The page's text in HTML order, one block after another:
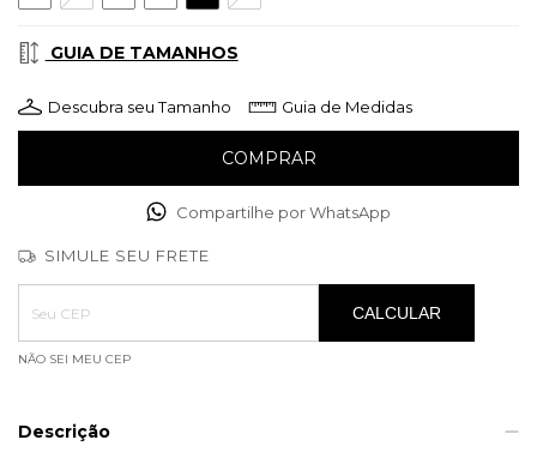
GUIA DE TAMANHOS
Descubra seu Tamanho Guia de Medidas
Compartilhe por WhatsApp
SIMULE SEU FRETE
Entregas para o CEP:
ALTERAR CEP
CALCULAR
NÃO SEI MEU CEP
Descrição